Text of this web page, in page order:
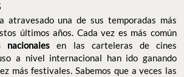
atravesado una de sus temporadas más
últimos años. Cada vez es más común
nacionales en las carteleras de cines
a nivel internacional han ido ganando
más festivales. Sabemos que a veces las